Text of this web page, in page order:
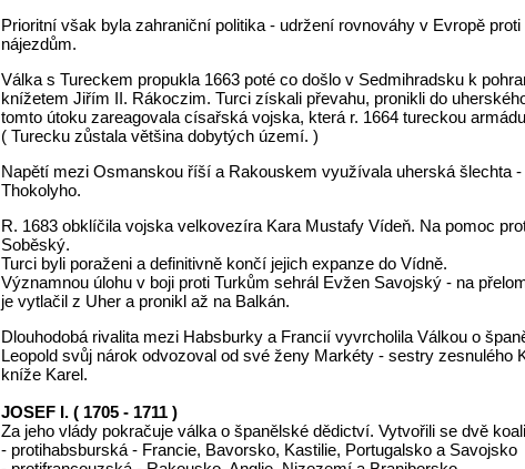
Prioritní však byla zahraniční politika - udržení rovnováhy v Evropě
nájezdům.
Válka s Tureckem propukla 1663 poté co došlo v Sedmihradsku k
knížetem Jiřím II. Rákoczim. Turci získali převahu, pronikli do
tomto útoku zareagovala císařská vojska, která r. 1664 tureckou
( Turecku zůstala většina dobytých území. )
Napětí mezi Osmanskou říší a Rakouskem využívala uherská šlechta
Thokolyho.
R. 1683 obklíčila vojska velkovezíra Kara Mustafy Vídeň. Na pomoc
Soběský.
Turci byli poraženi a definitivně končí jejich expanze do Vídně.
Významnou úlohu v boji proti Turkům sehrál Evžen Savojský - na
je vytlačil z Uher a pronikl až na Balkán.
Dlouhodobá rivalita mezi Habsburky a Francií vyvrcholila Válkou o
Leopold svůj nárok odvozoval od své ženy Markéty - sestry zesnulého
kníže Karel.
JOSEF I. ( 1705 - 1711 )
Za jeho vlády pokračuje válka o španělské dědictví. Vytvořili se dvě
- protihabsburská - Francie, Bavorsko, Kastilie, Portugalsko a Savojsko